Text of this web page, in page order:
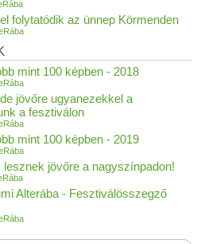
folytatódik az ünnep Körmenden
mint 100 képben - 2018
jövőre ugyanezekkel a
a fesztiválon
mint 100 képben - 2019
jövőre a nagyszínpadon!
Alterába - Fesztiválösszegző